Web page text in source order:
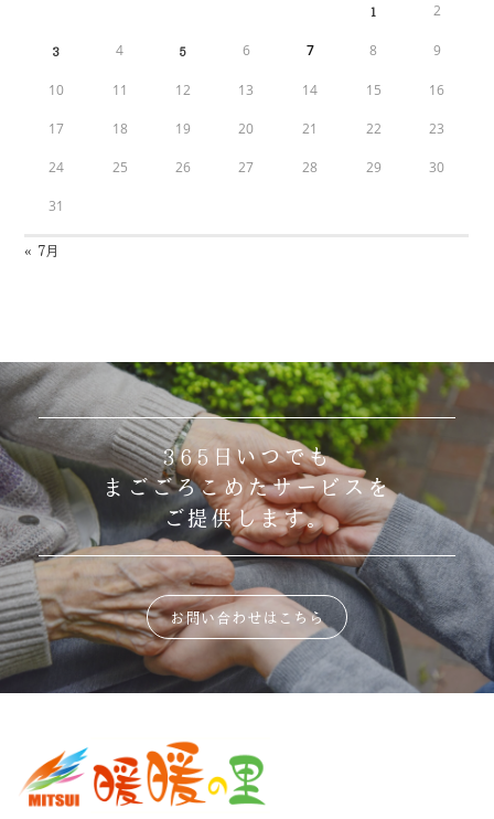
1 2
3 4 5 6 7 8 9
10 11 12 13 14 15 16
17 18 19 20 21 22 23
24 25 26 27 28 29 30
31
« 7月
365日いつでも
まごごろこめたサービスを
ご提供します。
お問い合わせはこちら